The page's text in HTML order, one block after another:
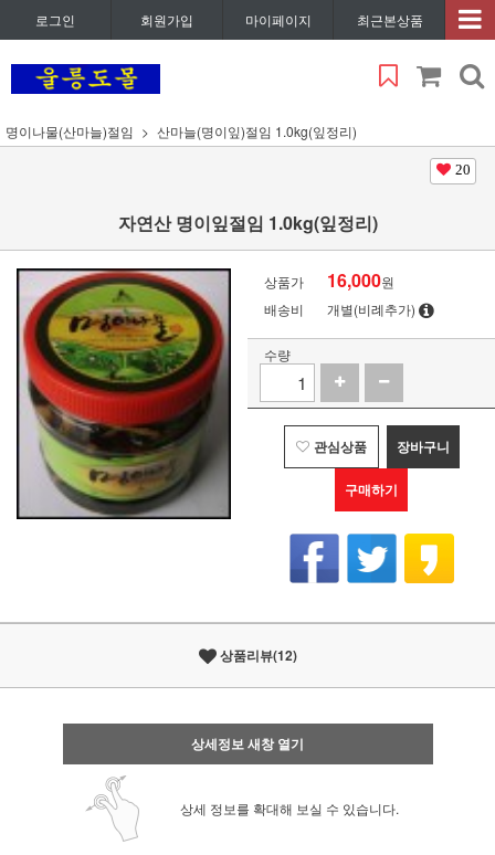
로그인 회원가입 마이페이지 최근본상품
명이나물(산마늘)절임 산마늘(명이잎)절임 1.0kg(잎정리)
20
자연산 명이잎절임 1.0kg(잎정리)
상품가 16,000원
배송비
개별(비례추가)
수량
관심상품 장바구니
구매하기
상품리뷰(12)
상세정보 새창 열기
상세 정보를 확대해 보실 수 있습니다.